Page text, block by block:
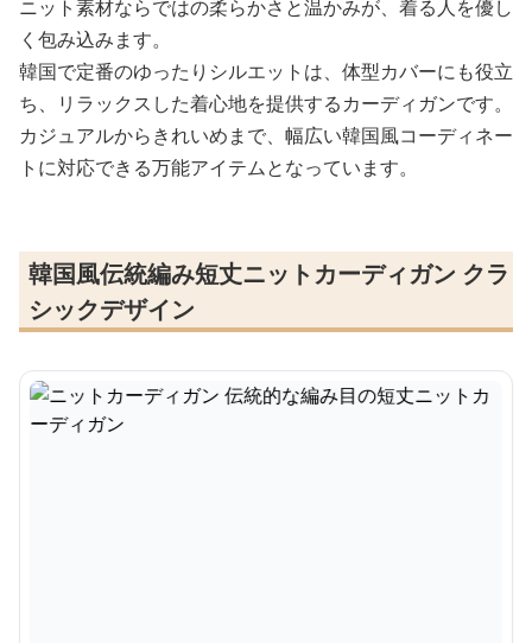
ニット素材ならではの柔らかさと温かみが、着る人を優し
く包み込みます。
韓国で定番のゆったりシルエットは、体型カバーにも役立
ち、リラックスした着心地を提供するカーディガンです。
カジュアルからきれいめまで、幅広い韓国風コーディネー
トに対応できる万能アイテムとなっています。
韓国風伝統編み短丈ニットカーディガン クラ
シックデザイン